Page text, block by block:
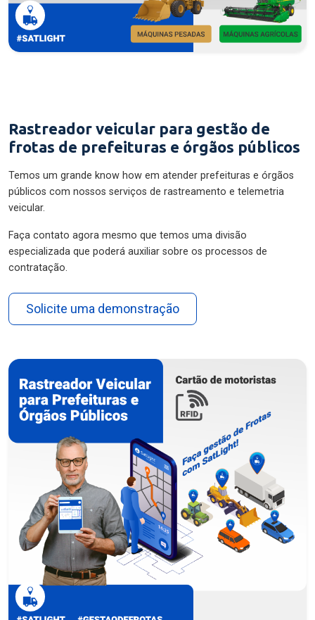
Rastreador veicular para gestão de
frotas de prefeituras e órgãos públicos
Temos um grande know how em atender prefeituras e órgãos
públicos com nossos serviços de rastreamento e telemetria
veicular.
Faça contato agora mesmo que temos uma divisão
especializada que poderá auxiliar sobre os processos de
contratação.
Solicite uma demonstração